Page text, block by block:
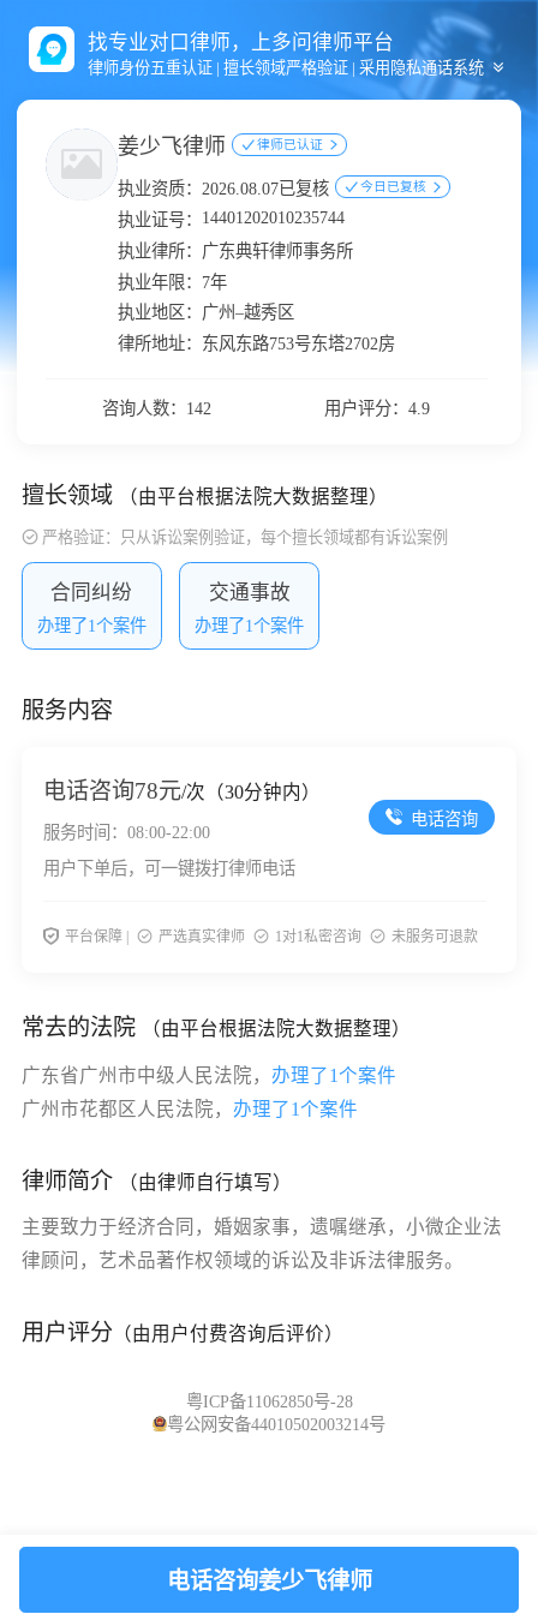
找专业对口律师，上多问律师平台
律师身份五重认证 | 擅长领域严格验证 | 采用隐私通话系统
姜少飞律师 律师已认证
执业资质： 2026.08.07已复核 今日已复核
执业证号： 14401202010235744
执业律所： 广东典轩律师事务所
执业年限： 7年
执业地区： 广州–越秀区
律所地址： 东风东路753号东塔2702房
咨询人数：142 用户评分：4.9
擅长领域 （由平台根据法院大数据整理）
严格验证：只从诉讼案例验证，每个擅长领域都有诉讼案例
合同纠纷
办理了1个案件
交通事故
办理了1个案件
服务内容
电话咨询78元/次（30分钟内）
服务时间：08:00-22:00
用户下单后，可一键拨打律师电话
平台保障 | 严选真实律师 1对1私密咨询 未服务可退款
电话咨询
常去的法院 （由平台根据法院大数据整理）
广东省广州市中级人民法院， 办理了1个案件
广州市花都区人民法院， 办理了1个案件
律师简介 （由律师自行填写）
主要致力于经济合同，婚姻家事，遗嘱继承，小微企业法
律顾问，艺术品著作权领域的诉讼及非诉法律服务。
用户评分 （由用户付费咨询后评价）
粤ICP备11062850号-28
粤公网安备44010502003214号
电话咨询姜少飞律师